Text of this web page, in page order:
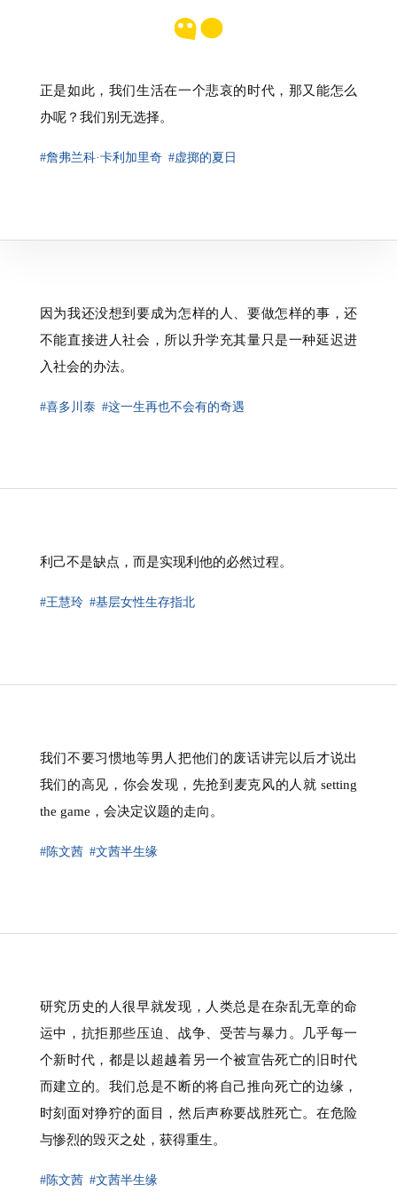
正是如此，我们生活在一个悲哀的时代，那又能怎么
办呢？我们别无选择。
#詹弗兰科·卡利加里奇 #虚掷的夏日
因为我还没想到要成为怎样的人、要做怎样的事，还
不能直接进人社会，所以升学充其量只是一种延迟进
入社会的办法。
#喜多川泰 #这一生再也不会有的奇遇
利己不是缺点，而是实现利他的必然过程。
#王慧玲 #基层女性生存指北
我们不要习惯地等男人把他们的废话讲完以后才说出
我们的高见，你会发现，先抢到麦克风的人就 setting
the game，会决定议题的走向。
#陈文茜 #文茜半生缘
研究历史的人很早就发现，人类总是在杂乱无章的命
运中，抗拒那些压迫、战争、受苦与暴力。几乎每一
个新时代，都是以超越着另一个被宣告死亡的旧时代
而建立的。我们总是不断的将自己推向死亡的边缘，
时刻面对狰狞的面目，然后声称要战胜死亡。在危险
与惨烈的毁灭之处，获得重生。
#陈文茜 #文茜半生缘